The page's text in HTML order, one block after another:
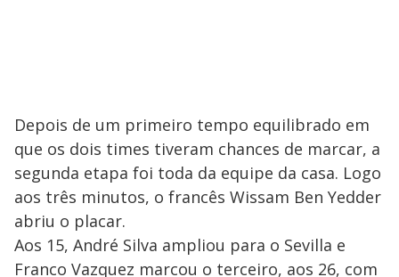
Depois de um primeiro tempo equilibrado em
que os dois times tiveram chances de marcar, a
segunda etapa foi toda da equipe da casa. Logo
aos três minutos, o francês Wissam Ben Yedder
abriu o placar.
Aos 15, André Silva ampliou para o Sevilla e
Franco Vazquez marcou o terceiro, aos 26, com